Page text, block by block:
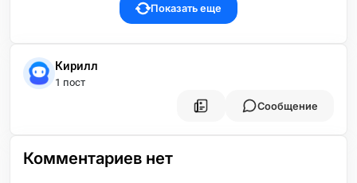
Показать еще
Кирилл
1 пост
Сообщение
Комментариев нет